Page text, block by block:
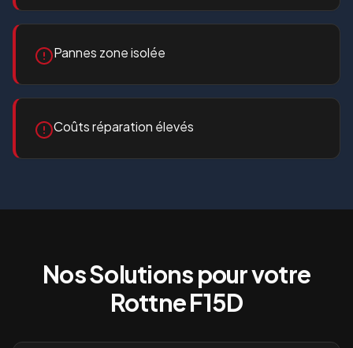
Pannes zone isolée
Coûts réparation élevés
Nos Solutions pour votre
Rottne F15D